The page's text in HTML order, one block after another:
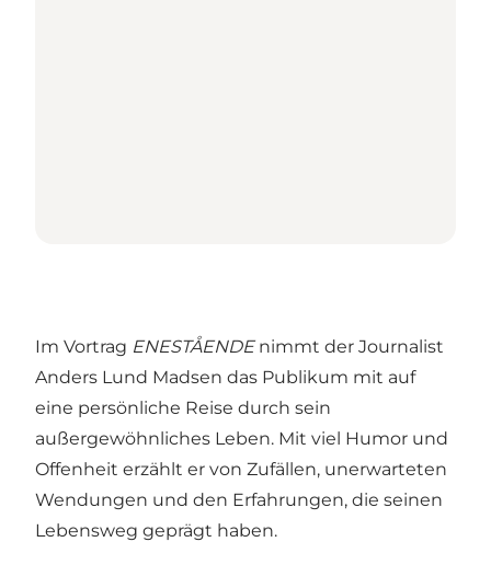
Im Vortrag ENESTÅENDEnimmt der Journalist
Anders Lund Madsen das Publikum mit auf
eine persönliche Reise durch sein
außergewöhnliches Leben. Mit viel Humor und
Offenheit erzählt er von Zufällen, unerwarteten
Wendungen und den Erfahrungen, die seinen
Lebensweg geprägt haben.